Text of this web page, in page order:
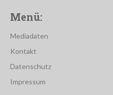
Menü:
Mediadaten
Kontakt
Datenschutz
Impressum